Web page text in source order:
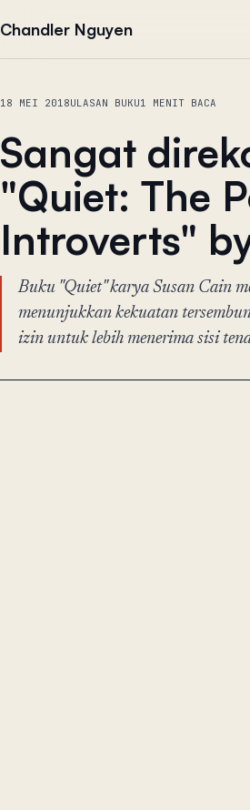
Chandler Nguyen
18 MEI 2018ULASAN BUKU1 MENIT BACA
Sangat
"Quiet: The
Introverts"
Buku "Quiet" karya Susan Cain
menunjukkan kekuatan
izin untuk lebih menerima sisi